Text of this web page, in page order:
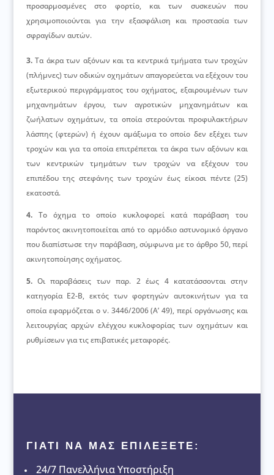
προσαρμοσμένες στο φορτίο, και των συσκευών που
χρησιμοποιούνται για την εξασφάλιση και προστασία των
σφραγίδων αυτών.
3.Τα άκρα των αξόνων και τα κεντρικά τμήματα των τροχών
(πλήμνες) των οδικών οχημάτων απαγορεύεται να εξέχουν του
εξωτερικού περιγράμματος του οχήματος, εξαιρουμένων των
μηχανημάτων έργου, των αγροτικών μηχανημάτων και
ζωήλατων οχημάτων, τα οποία στερούνται προφυλακτήρων
λάσπης (φτερών) ή έχουν αμάξωμα το οποίο δεν εξέχει των
τροχών και για τα οποία επιτρέπεται τα άκρα των αξόνων και
των κεντρικών τμημάτων των τροχών να εξέχουν του
επιπέδου της στεφάνης των τροχών έως είκοσι πέντε (25)
εκατοστά.
4.Το όχημα το οποίο κυκλοφορεί κατά παράβαση του
παρόντος ακινητοποιείται από το αρμόδιο αστυνομικό όργανο
που διαπίστωσε την παράβαση, σύμφωνα με το άρθρο 50, περί
ακινητοποίησης οχήματος.
5.Οι παραβάσεις των παρ. 2 έως 4 κατατάσσονται στην
κατηγορία Ε2-Β, εκτός των φορτηγών αυτοκινήτων για τα
οποία εφαρμόζεται ο ν. 3446/2006 (Α’ 49), περί οργάνωσης και
λειτουργίας αρχών ελέγχου κυκλοφορίας των οχημάτων και
ρυθμίσεων για τις επιβατικές μεταφορές.
ΓΙΑΤΙ ΝΑ ΜΑΣ ΕΠΙΛΕΞΕΤΕ:
24/7 Πανελλήνια Υποστήριξη